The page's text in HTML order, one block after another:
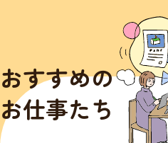
おすすめの
お仕事たち